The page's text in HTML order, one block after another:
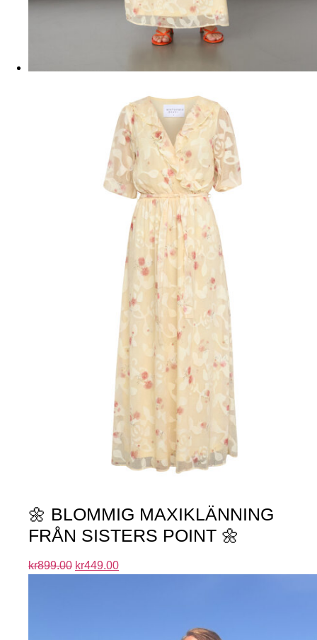
🌼 BLOMMIG MAXIKLÄNNING
FRÅN SISTERS POINT 🌼
kr899.00 kr449.00